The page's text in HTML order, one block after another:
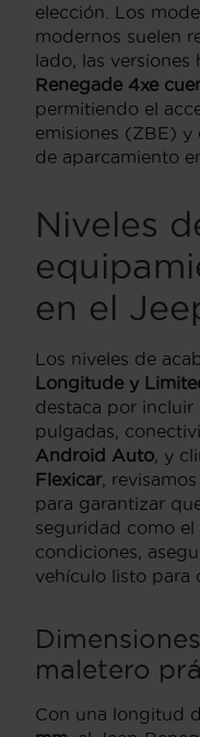
elección. Los
modernos suelen
lado, las
Renegade 4xe
permitiendo el
emisiones (ZBE) y
de aparcamiento
Niveles
en el
Los niveles de
Longitude y
destaca por
pulgadas,
Android Auto , y
Flexicar,
para garantizar
seguridad como
condiciones,
vehículo listo para
maletero
Con una longitud